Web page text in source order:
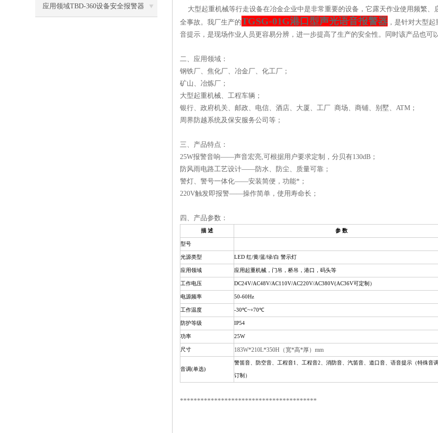
示灯
应用领域TBD-360设备安全报警器
大型起重机械等行走设备在冶金企业中是非常重要的设备，它露天作业使用频繁、
全事故。我厂生产的TGSG-01G港口型声光语音报警器 ，是针对大型
音提示，是现场作业人员更容易分辨，进一步提高了生产的安全性。同时该产品也可
二、应用领域：
钢铁厂、焦化厂、冶金厂、化工厂；
矿山、冶炼厂；
大型起重机械、工程车辆；
银行、政府机关、邮政、电信、酒店、大厦、工厂 商场、商铺、别墅、ATM；
周界防越系统及保安服务公司等；
三、产品特点：
25W报警音响——声音宏亮,可根据用户要求定制，分贝有130dB；
防风雨电路工艺设计——防水、防尘、质量可靠；
警灯、警号一体化——安装简便，功能*；
220V触发即报警——操作简单，使用寿命长；
四、产品参数：
描 述 参 数
型号
光源类型 LED 红/黄/蓝/绿/白 警示灯
应用领域 应用起重机械，门吊，桥吊，港口，码头等
工作电压 DC24V/AC48V/AC110V/AC220V/AC380V(AC36V可定制）
电源频率 50-60Hz
工作温度 -30℃~+70℃
防护等级 IP54
功率 25W
尺寸 183W*210L*350H（宽*高*厚）mm
音调(单选)
警笛音、防空音、工程音1 、工程音2 、消防音、汽笛音、道口音、语音提示（特殊音
订制）
****************************************